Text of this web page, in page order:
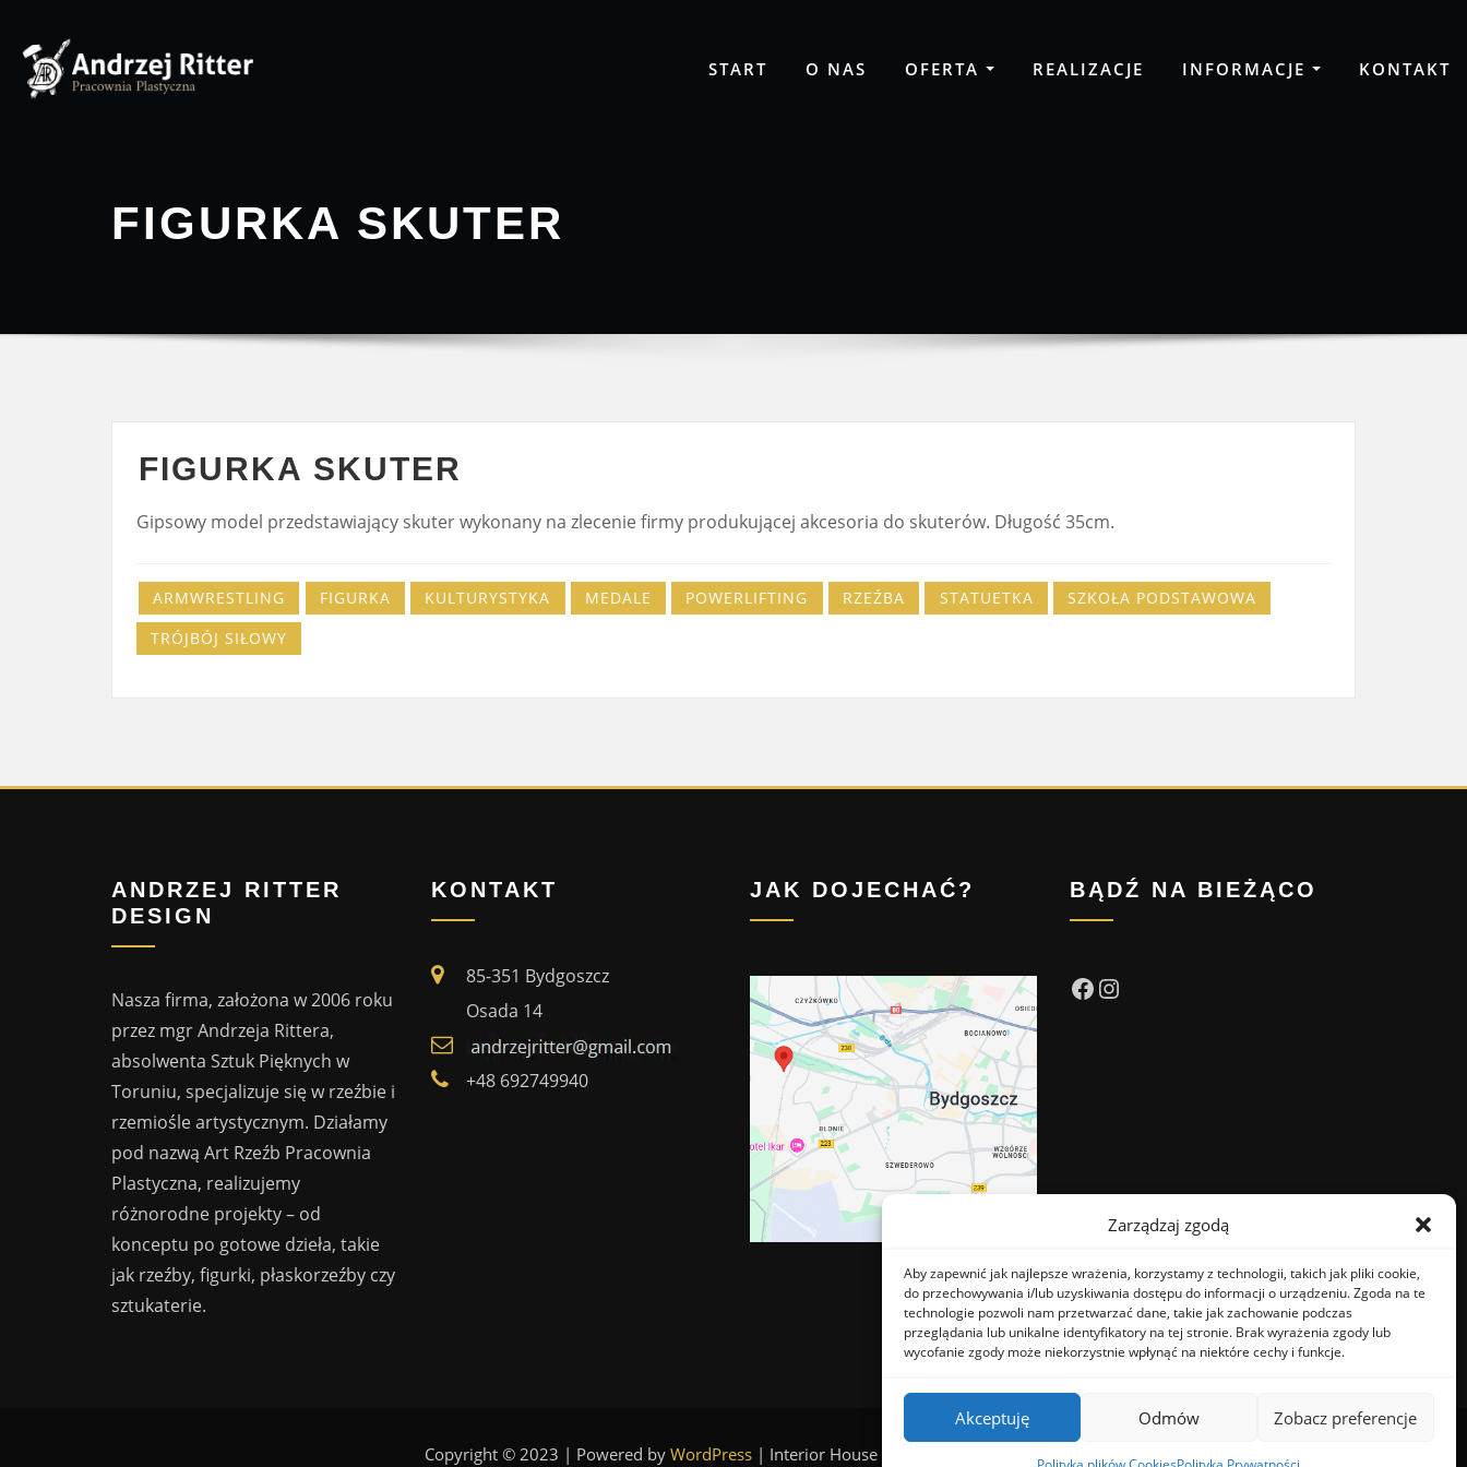
Zarządzaj zgodą
Aby zapewnić jak najlepsze wrażenia, korzystamy z technologii, takich jak pliki cookie,
do przechowywania i/lub uzyskiwania dostępu do informacji o urządzeniu. Zgoda na te
technologie pozwoli nam przetwarzać dane, takie jak zachowanie podczas
przeglądania lub unikalne identyfikatory na tej stronie. Brak wyrażenia zgody lub
wycofanie zgody może niekorzystnie wpłynąć na niektóre cechy i funkcje.
Akceptuję Odmów Zobacz preferencje
content
START O NAS OFERTA REALIZACJE INFORMACJE KONTAKT
FIGURKA SKUTER
FIGURKA SKUTER
Gipsowy model przedstawiający skuter wykonany na zlecenie firmy produkującej akcesoria do skuterów. Długość 35cm.
ARMWRESTLING FIGURKA KULTURYSTYKA MEDALE POWERLIFTING RZEŹBA STATUETKA
SZKOŁA PODSTAWOWA
TRÓJBÓJ SIŁOWY
ANDRZEJ RITTER
DESIGN
Nasza firma, założona w 2006 roku
przez mgr Andrzeja Rittera,
absolwenta Sztuk Pięknych w
Toruniu, specjalizuje się w rzeźbie i
rzemiośle artystycznym. Działamy
pod nazwą Art Rzeźb Pracownia
Plastyczna, realizujemy
różnorodne projekty – od
konceptu po gotowe dzieła, takie
jak rzeźby, figurki, płaskorzeźby czy
sztukaterie.
KONTAKT
85-351 Bydgoszcz
Osada 14
+48 692749940
JAK DOJECHAĆ? BĄDŹ NA BIEŻĄCO
Facebook
Instagram
Copyright © 2023 | Powered by WordPress | Interior House theme by